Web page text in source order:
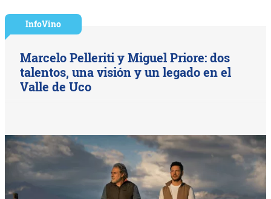
InfoVino
Marcelo Pelleriti y Miguel Priore: dos
talentos, una visión y un legado en el
Valle de Uco